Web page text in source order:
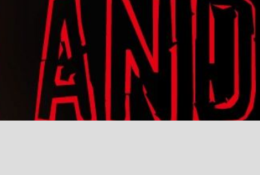
督に... 「最悪の空気のまま解散」WBC
観る将棋、読む将棋